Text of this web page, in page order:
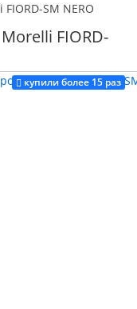
SM NERO
FIORD-
купили более 15 раз